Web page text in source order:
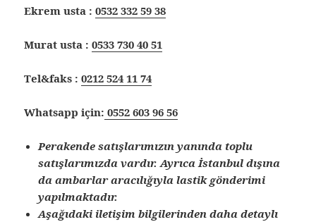
Ekrem usta :0532 332 59 38
Murat usta :0533 730 40 51
Tel&faks :0212 524 11 74
Whatsapp için: 0552 603 96 56
Perakende satışlarımızın yanında toplu
satışlarımızda vardır. Ayrıca İstanbul dışına
da ambarlar aracılığıyla lastik gönderimi
yapılmaktadır.
Aşağıdaki iletişim bilgilerinden daha detaylı